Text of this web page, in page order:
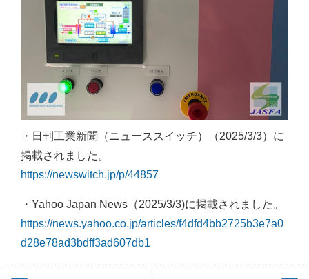
・日刊工業新聞（ニューススイッチ）（2025/3/3）に
掲載されました。
https://newswitch.jp/p/44857
・Yahoo Japan News（2025/3/3)に掲載されました。
https://news.yahoo.co.jp/articles/f4dfd4bb2725b3e7a0
d28e78ad3bdff3ad607db1